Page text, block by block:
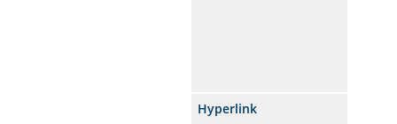
Hyperlink